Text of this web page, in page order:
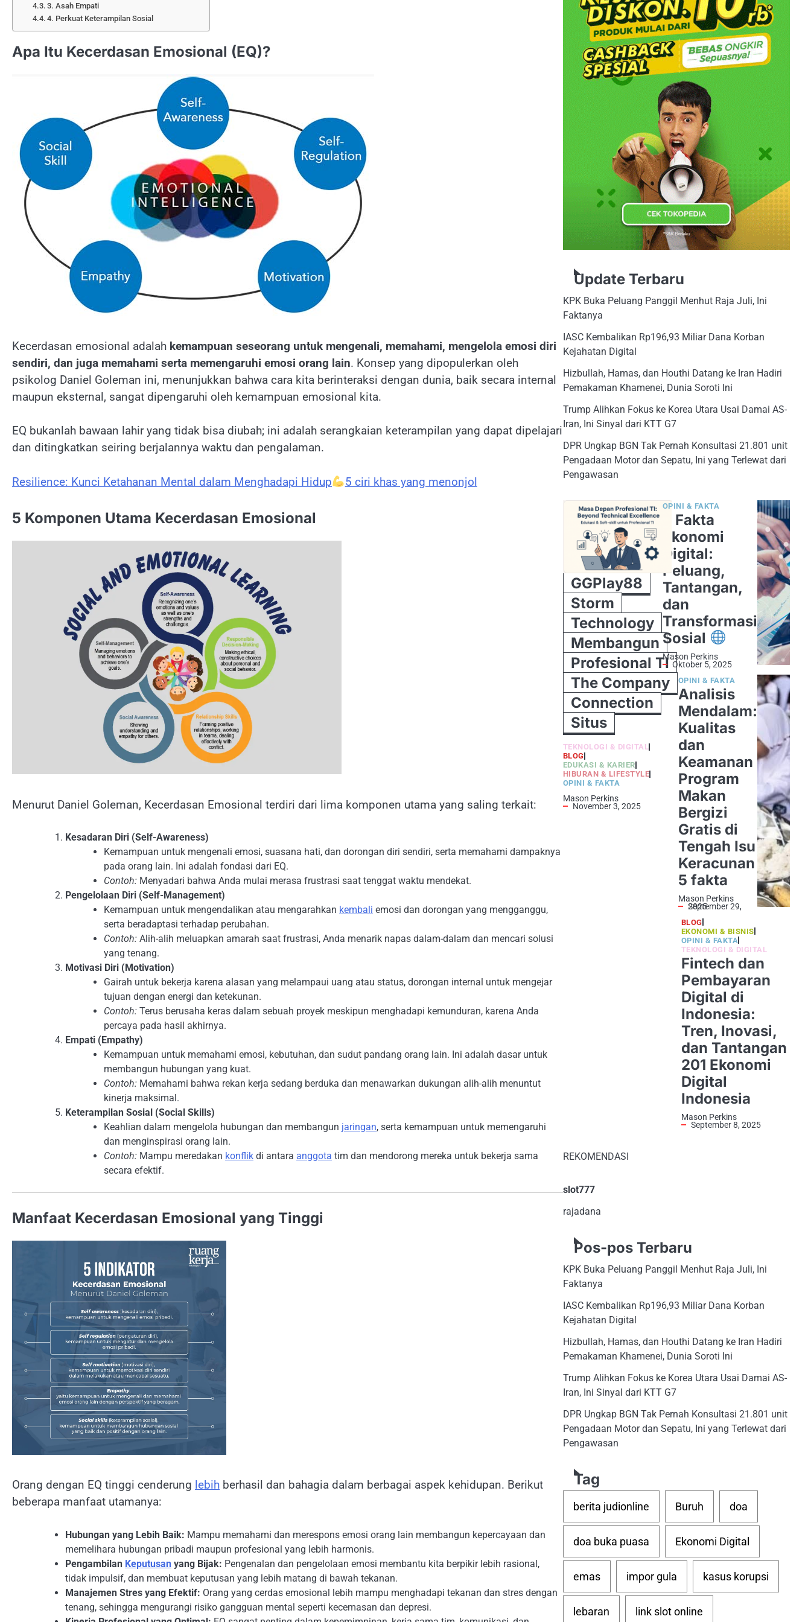
3. Asah Empati
4. Perkuat Keterampilan Sosial
Apa Itu Kecerdasan Emosional (EQ)?
Kecerdasan emosional adalah kemampuan seseorang untuk mengenali, memahami, mengelola emosi diri
sendiri, dan juga memahami serta memengaruhi emosi orang lain. Konsep yang dipopulerkan oleh
psikolog Daniel Goleman ini, menunjukkan bahwa cara kita berinteraksi dengan dunia, baik secara internal
maupun eksternal, sangat dipengaruhi oleh kemampuan emosional kita.
EQ bukanlah bawaan lahir yang tidak bisa diubah; ini adalah serangkaian keterampilan yang dapat dipelajari
dan ditingkatkan seiring berjalannya waktu dan pengalaman.
Resilience: Kunci Ketahanan Mental dalam Menghadapi Hidup 5 ciri khas yang menonjol
5 Komponen Utama Kecerdasan Emosional
Menurut Daniel Goleman, Kecerdasan Emosional terdiri dari lima komponen utama yang saling terkait:
Kesadaran Diri (Self-Awareness)
Kemampuan untuk mengenali emosi, suasana hati, dan dorongan diri sendiri, serta memahami dampaknya
pada orang lain. Ini adalah fondasi dari EQ.
Contoh: Menyadari bahwa Anda mulai merasa frustrasi saat tenggat waktu mendekat.
Pengelolaan Diri (Self-Management)
Kemampuan untuk mengendalikan atau mengarahkan kembali emosi dan dorongan yang mengganggu,
serta beradaptasi terhadap perubahan.
Contoh: Alih-alih meluapkan amarah saat frustrasi, Anda menarik napas dalam-dalam dan mencari solusi
yang tenang.
Motivasi Diri (Motivation)
Gairah untuk bekerja karena alasan yang melampaui uang atau status, dorongan internal untuk mengejar
tujuan dengan energi dan ketekunan.
Contoh: Terus berusaha keras dalam sebuah proyek meskipun menghadapi kemunduran, karena Anda
percaya pada hasil akhirnya.
Empati (Empathy)
Kemampuan untuk memahami emosi, kebutuhan, dan sudut pandang orang lain. Ini adalah dasar untuk
membangun hubungan yang kuat.
Contoh: Memahami bahwa rekan kerja sedang berduka dan menawarkan dukungan alih-alih menuntut
kinerja maksimal.
Keterampilan Sosial (Social Skills)
Keahlian dalam mengelola hubungan dan membangun jaringan, serta kemampuan untuk memengaruhi
dan menginspirasi orang lain.
Contoh: Mampu meredakan konflik di antara anggota tim dan mendorong mereka untuk bekerja sama
secara efektif.
Manfaat Kecerdasan Emosional yang Tinggi
Orang dengan EQ tinggi cenderung lebih berhasil dan bahagia dalam berbagai aspek kehidupan. Berikut
beberapa manfaat utamanya:
Hubungan yang Lebih Baik: Mampu memahami dan merespons emosi orang lain membangun kepercayaan dan
memelihara hubungan pribadi maupun profesional yang lebih harmonis.
Pengambilan Keputusan yang Bijak: Pengenalan dan pengelolaan emosi membantu kita berpikir lebih rasional,
tidak impulsif, dan membuat keputusan yang lebih matang di bawah tekanan.
Manajemen Stres yang Efektif: Orang yang cerdas emosional lebih mampu menghadapi tekanan dan stres dengan
tenang, sehingga mengurangi risiko gangguan mental seperti kecemasan dan depresi.
Update Terbaru
KPK Buka Peluang Panggil Menhut Raja Juli, Ini
Faktanya
IASC Kembalikan Rp196,93 Miliar Dana Korban
Kejahatan Digital
Hizbullah, Hamas, dan Houthi Datang ke Iran Hadiri
Pemakaman Khamenei, Dunia Soroti Ini
Trump Alihkan Fokus ke Korea Utara Usai Damai AS-
Iran, Ini Sinyal dari KTT G7
DPR Ungkap BGN Tak Pernah Konsultasi 21.801 unit
Pengadaan Motor dan Sepatu, Ini yang Terlewat dari
Pengawasan
GGPlay88
Storm
Technology
Membangun
Profesional TI
The Company
Connection
Situs
TEKNOLOGI & DIGITAL
BLOG
EDUKASI & KARIER
HIBURAN & LIFESTYLE
OPINI & FAKTA
Mason Perkins
November 3, 2025
5 Fakta
Ekonomi
Digital:
Peluang,
Tantangan,
dan
Transformasi
Sosial
OPINI & FAKTA
Mason Perkins
Oktober 5, 2025
Analisis
Mendalam:
Kualitas
dan
Keamanan
Program
Makan
Bergizi
Gratis di
Tengah Isu
Keracunan
5 fakta
OPINI & FAKTA
Mason Perkins
September 29, 2025
Fintech dan
Pembayaran
Digital di
Indonesia:
Tren, Inovasi,
dan Tantangan
201 Ekonomi
Digital
Indonesia
BLOG
EKONOMI & BISNIS
OPINI & FAKTA
TEKNOLOGI & DIGITAL
Mason Perkins
September 8, 2025
REKOMENDASI
slot777
rajadana
Pos-pos Terbaru
KPK Buka Peluang Panggil Menhut Raja Juli, Ini
Faktanya
IASC Kembalikan Rp196,93 Miliar Dana Korban
Kejahatan Digital
Hizbullah, Hamas, dan Houthi Datang ke Iran Hadiri
Pemakaman Khamenei, Dunia Soroti Ini
Trump Alihkan Fokus ke Korea Utara Usai Damai AS-
Iran, Ini Sinyal dari KTT G7
DPR Ungkap BGN Tak Pernah Konsultasi 21.801 unit
Pengadaan Motor dan Sepatu, Ini yang Terlewat dari
Pengawasan
Tag
berita judionline Buruh doa
doa buka puasa Ekonomi Digital
emas impor gula kasus korupsi
lebaran link slot online